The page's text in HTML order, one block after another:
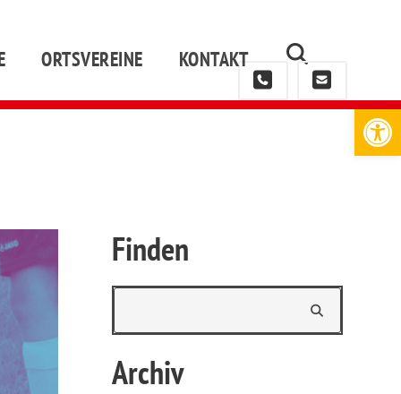
ORTSVEREINE KONTAKT
Finden
Archiv
Werkzeugleiste öffnen